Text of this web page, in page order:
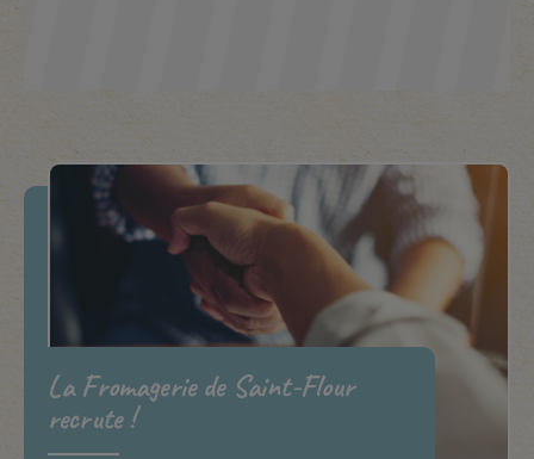
La Fromagerie de Saint-Flour
recrute !